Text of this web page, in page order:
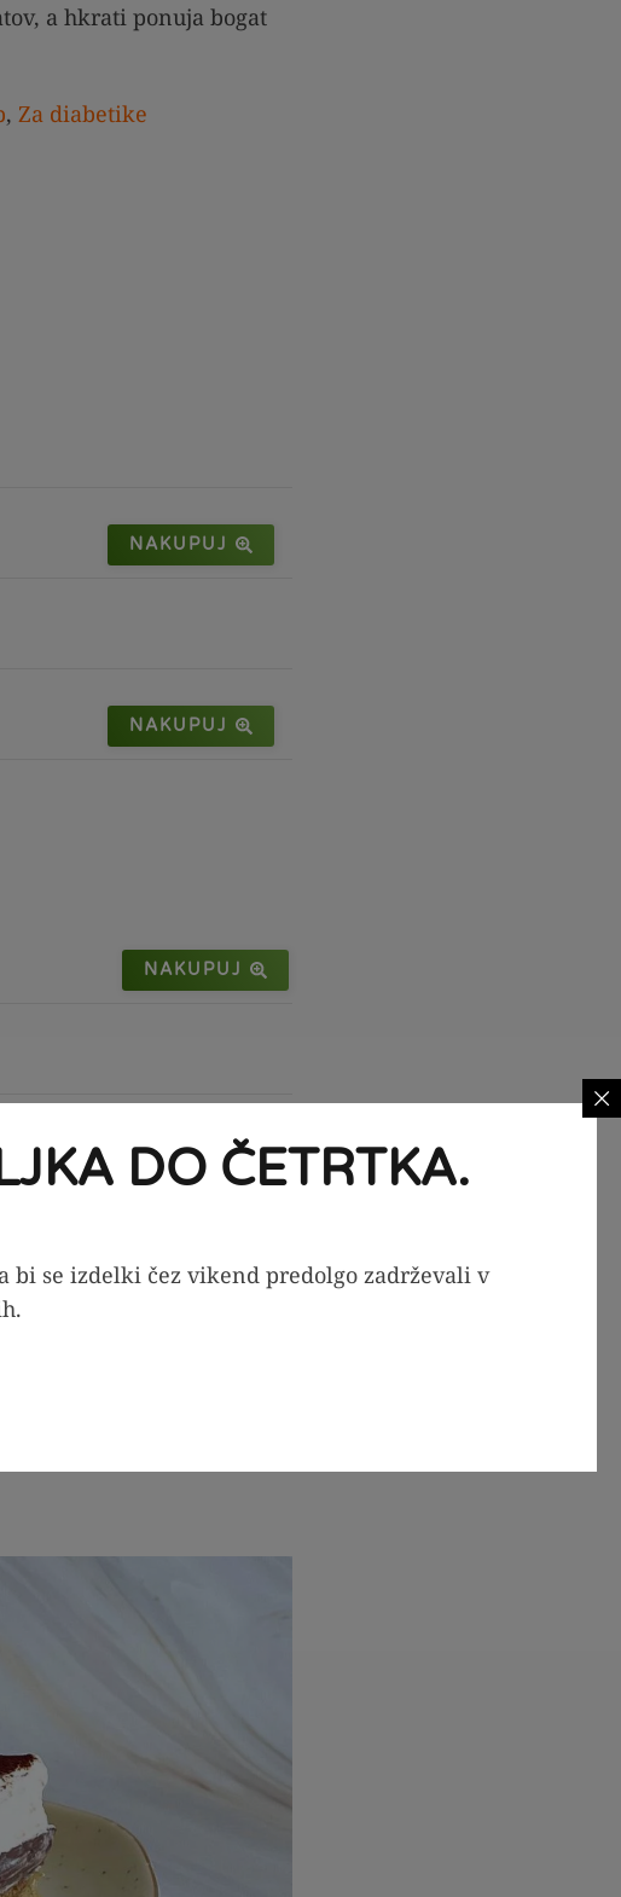
a hkrati ponuja bogat
, Za diabetike
NAKUPUJ
NAKUPUJ
NAKUPUJ
DO ČETRTKA.
bi se izdelki čez vikend predolgo zadrževali v